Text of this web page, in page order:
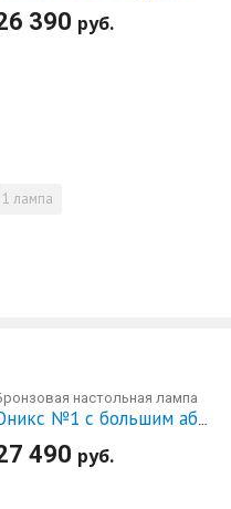
390 руб.
1 лампа
настольная лампа
№1 с большим абажуром
490 руб.